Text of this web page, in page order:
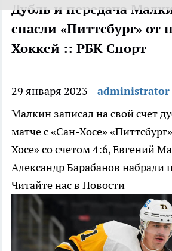
Дубль и передача
спасли «Питтсбург» от
Хоккей :: РБК Спорт
29 января 2023
administrator
Малкин записал на свой счет
матче с «Сан-Хосе»
Хосе» со счетом 4:6, Евгений
Александр Барабанов набрали
Читайте нас в Новости